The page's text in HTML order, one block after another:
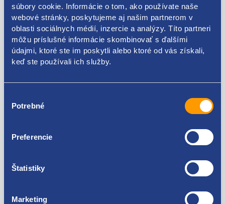
súbory cookie. Informácie o tom, ako používate naše
webové stránky, poskytujeme aj našim partnerom v
oblasti sociálnych médií, inzercie a analýzy. Títo partneri
môžu príslušné informácie skombinovať s ďalšími
údajmi, ktoré ste im poskytli alebo ktoré od vás získali,
keď ste používali ich služby.
súhlasu
Potrebné
Preferencie
Štatistiky
Marketing
Kódy produktov
6Y5867615DB41 6Y5867615B41 6Y5867615BB41
Použiteľné pre vozidlá
Škoda Octavia III 2012 - 2021